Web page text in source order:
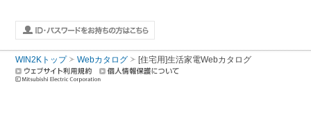
WIN2Kトップ Webカタログ [住宅用]生活家電Webカタログ